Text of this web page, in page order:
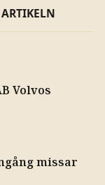
Volvos
missar